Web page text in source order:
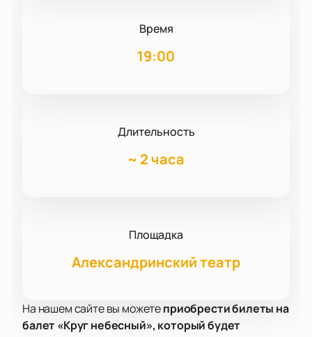
Время
19:00
Длительность
~ 2 часа
Площадка
Александринский театр
На нашем сайте вы можетеприобрести билеты на
балет «Круг небесный», который будет